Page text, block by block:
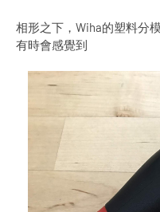
相形之下，Wiha的塑料分
有時會感覺到